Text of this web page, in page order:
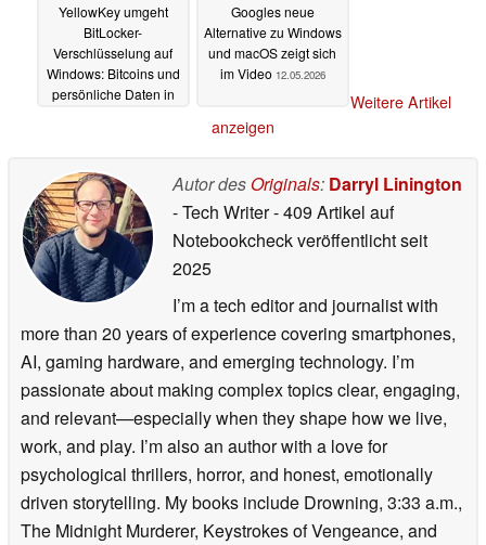
YellowKey umgeht
BitLocker-
Verschlüsselung auf
Windows: Bitcoins und
persönliche Daten in
Googles neue
Alternative zu Windows
und macOS zeigt sich
im Video 12.05.2026
Weitere Artikel
anzeigen
Autor des Originals: Darryl Linington
- Tech Writer- 409 Artikel auf
Notebookcheck veröffentlichtseit
2025
I’m a tech editor and journalist with
more than 20 years of experience covering smartphones,
AI, gaming hardware, and emerging technology. I’m
passionate about making complex topics clear, engaging,
and relevant—especially when they shape how we live,
work, and play. I’m also an author with a love for
psychological thrillers, horror, and honest, emotionally
driven storytelling. My books include Drowning, 3:33 a.m.,
The Midnight Murderer, Keystrokes of Vengeance, and